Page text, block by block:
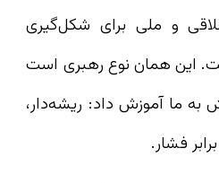
و ملی برای شکل‌گیری
است. این همان نوع رهبری است
به ما آموزش داد: ریشه‌دار،
فشار.